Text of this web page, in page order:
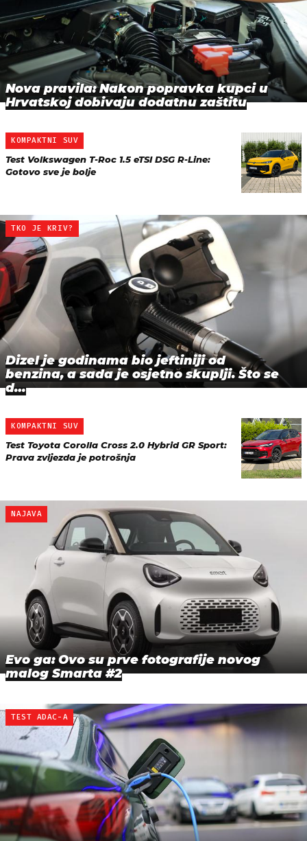
Nova pravila: Nakon popravka kupci u
Hrvatskoj dobivaju dodatnu zaštitu
KOMPAKTNI SUV
Test Volkswagen T-Roc 1.5 eTSI DSG R-Line:
Gotovo sve je bolje
TKO JE KRIV?
Dizel je godinama bio jeftiniji od
benzina, a sada je osjetno skuplji. Što se
d…
KOMPAKTNI SUV
Test Toyota Corolla Cross 2.0 Hybrid GR Sport:
Prava zvijezda je potrošnja
NAJAVA
Evo ga: Ovo su prve fotografije novog
malog Smarta #2
TEST ADAC-A